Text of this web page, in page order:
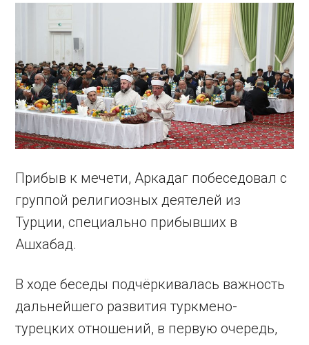
Прибыв к мечети, Аркадаг побеседовал с
группой религиозных деятелей из
Турции, специально прибывших в
Ашхабад.
В ходе беседы подчёркивалась важность
дальнейшего развития туркмено-
турецких отношений, в первую очередь,